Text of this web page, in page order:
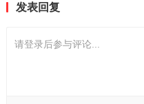
发表回复
请登录后参与评论...